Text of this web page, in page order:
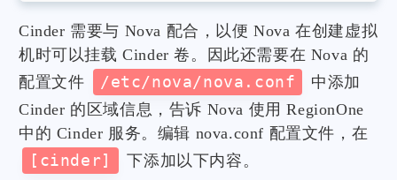
Cinder 需要与 Nova 配合，以便 Nova 在创建虚拟
机时可以挂载 Cinder 卷。因此还需要在 Nova 的
配置文件
/etc/nova/nova.conf
中添加
Cinder 的区域信息，告诉 Nova 使用 RegionOne
中的 Cinder 服务。编辑 nova.conf 配置文件，在
[cinder]
下添加以下内容。